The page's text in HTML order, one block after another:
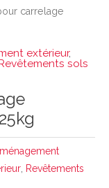
carrelage
extérieur,
sols
Revêtements